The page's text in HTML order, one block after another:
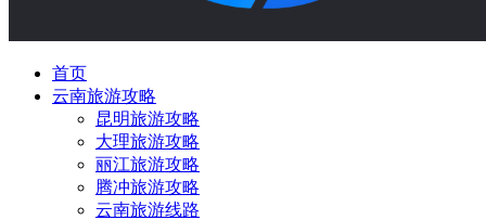
首页
云南旅游攻略
昆明旅游攻略
大理旅游攻略
丽江旅游攻略
腾冲旅游攻略
云南旅游线路